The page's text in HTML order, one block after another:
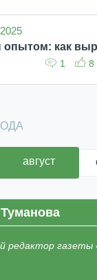
как
1 8
август
редактор